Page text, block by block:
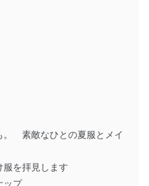
。 素敵なひとの夏服とメイ
服を拝見します
ップ